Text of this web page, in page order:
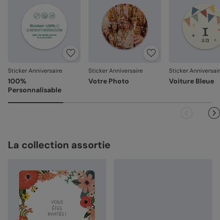
Votre satisfaction, notre priorité
Si vous constatez le moindre souci lié à l’impression, à la
découpe ou à l’acheminement, contactez-nous dans les
30 jours. Nous nous occupons de tout et relançons une
impression si nécessaire.
En revanche, si le point concerne la personnalisation que
vous avez validée (texte, photo, mise en page), le produit
ne pourra pas être repris.
Sticker Anniversaire
100%
Personnalisable
Sticker Anniversaire
Votre Photo
Sticker
Voiture Bleue
La collection assortie